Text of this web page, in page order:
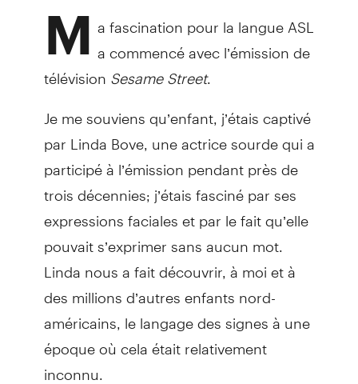
M a fascination pour la langue ASL
a commencé avec l’émission de
télévision Sesame Street.
Je me souviens qu’enfant, j’étais captivé
par Linda Bove, une actrice sourde qui a
participé à l’émission pendant près de
trois décennies; j’étais fasciné par ses
expressions faciales et par le fait qu’elle
pouvait s’exprimer sans aucun mot.
Linda nous a fait découvrir, à moi et à
des millions d’autres enfants nord-
américains, le langage des signes à une
époque où cela était relativement
inconnu.